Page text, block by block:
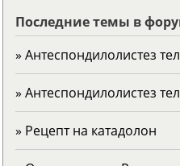
Последние темы в
» Антеспондилолистез
» Антеспондилолистез
» Рецепт на катадолон